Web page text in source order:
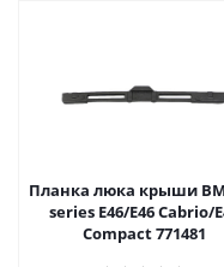
Планка люка крыши
series E46/E46 Cabrio/
Compact 771481